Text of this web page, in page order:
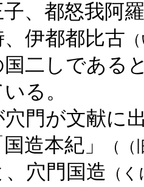
、都怒我阿
伊都都比古
国二しである
る。
門が文献に
造本紀」
（
穴門国造 （